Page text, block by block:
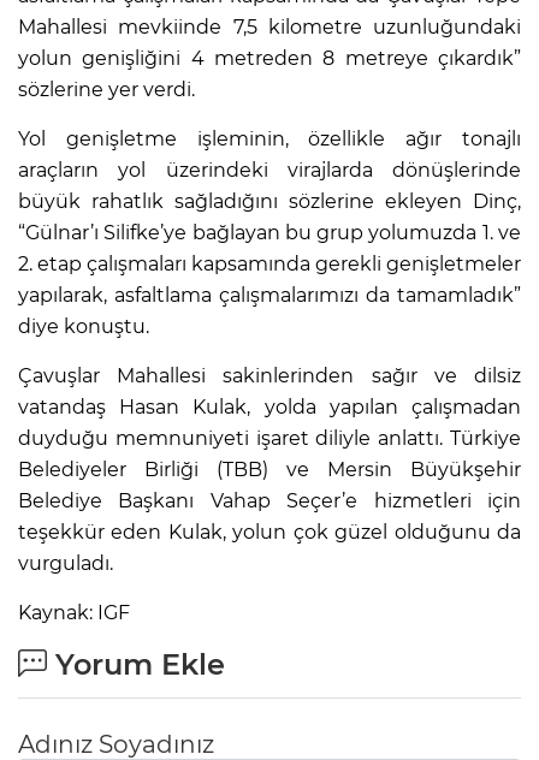
Mahallesi mevkiinde 7,5 kilometre uzunluğundaki
yolun genişliğini 4 metreden 8 metreye çıkardık”
sözlerine yer verdi.
Yol genişletme işleminin, özellikle ağır tonajlı
araçların yol üzerindeki virajlarda dönüşlerinde
büyük rahatlık sağladığını sözlerine ekleyen Dinç,
“Gülnar’ı Silifke’ye bağlayan bu grup yolumuzda 1. ve
2. etap çalışmaları kapsamında gerekli genişletmeler
yapılarak, asfaltlama çalışmalarımızı da tamamladık”
diye konuştu.
Çavuşlar Mahallesi sakinlerinden sağır ve dilsiz
vatandaş Hasan Kulak, yolda yapılan çalışmadan
duyduğu memnuniyeti işaret diliyle anlattı. Türkiye
Belediyeler Birliği (TBB) ve Mersin Büyükşehir
Belediye Başkanı Vahap Seçer’e hizmetleri için
teşekkür eden Kulak, yolun çok güzel olduğunu da
vurguladı.
Kaynak: IGF
Yorum Ekle
Adınız Soyadınız